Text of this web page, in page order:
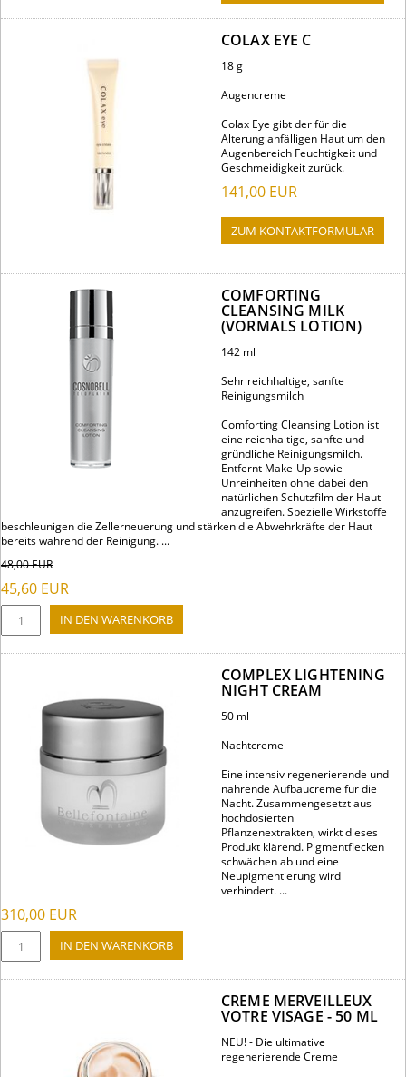
COLAX EYE C
18 g
Augencreme
Colax Eye gibt der für die
Alterung anfälligen Haut um den
Augenbereich Feuchtigkeit und
Geschmeidigkeit zurück.
141,00 EUR
ZUM KONTAKTFORMULAR
COMFORTING
CLEANSING MILK
(VORMALS LOTION)
142 ml
Sehr reichhaltige, sanfte
Reinigungsmilch
Comforting Cleansing Lotion ist
eine reichhaltige, sanfte und
gründliche Reinigungsmilch.
Entfernt Make-Up sowie
Unreinheiten ohne dabei den
natürlichen Schutzfilm der Haut
anzugreifen. Spezielle Wirkstoffe
beschleunigen die Zellerneuerung und stärken die Abwehrkräfte der Haut
bereits während der Reinigung. ...
48,00EUR
45,60 EUR
COMPLEX LIGHTENING
NIGHT CREAM
50 ml
Nachtcreme
Eine intensiv regenerierende und
nährende Aufbaucreme für die
Nacht. Zusammengesetzt aus
hochdosierten
Pflanzenextrakten, wirkt dieses
Produkt klärend. Pigmentflecken
schwächen ab und eine
Neupigmentierung wird
verhindert. ...
310,00 EUR
CREME MERVEILLEUX
VOTRE VISAGE - 50 ML
NEU! - Die ultimative
regenerierende Creme